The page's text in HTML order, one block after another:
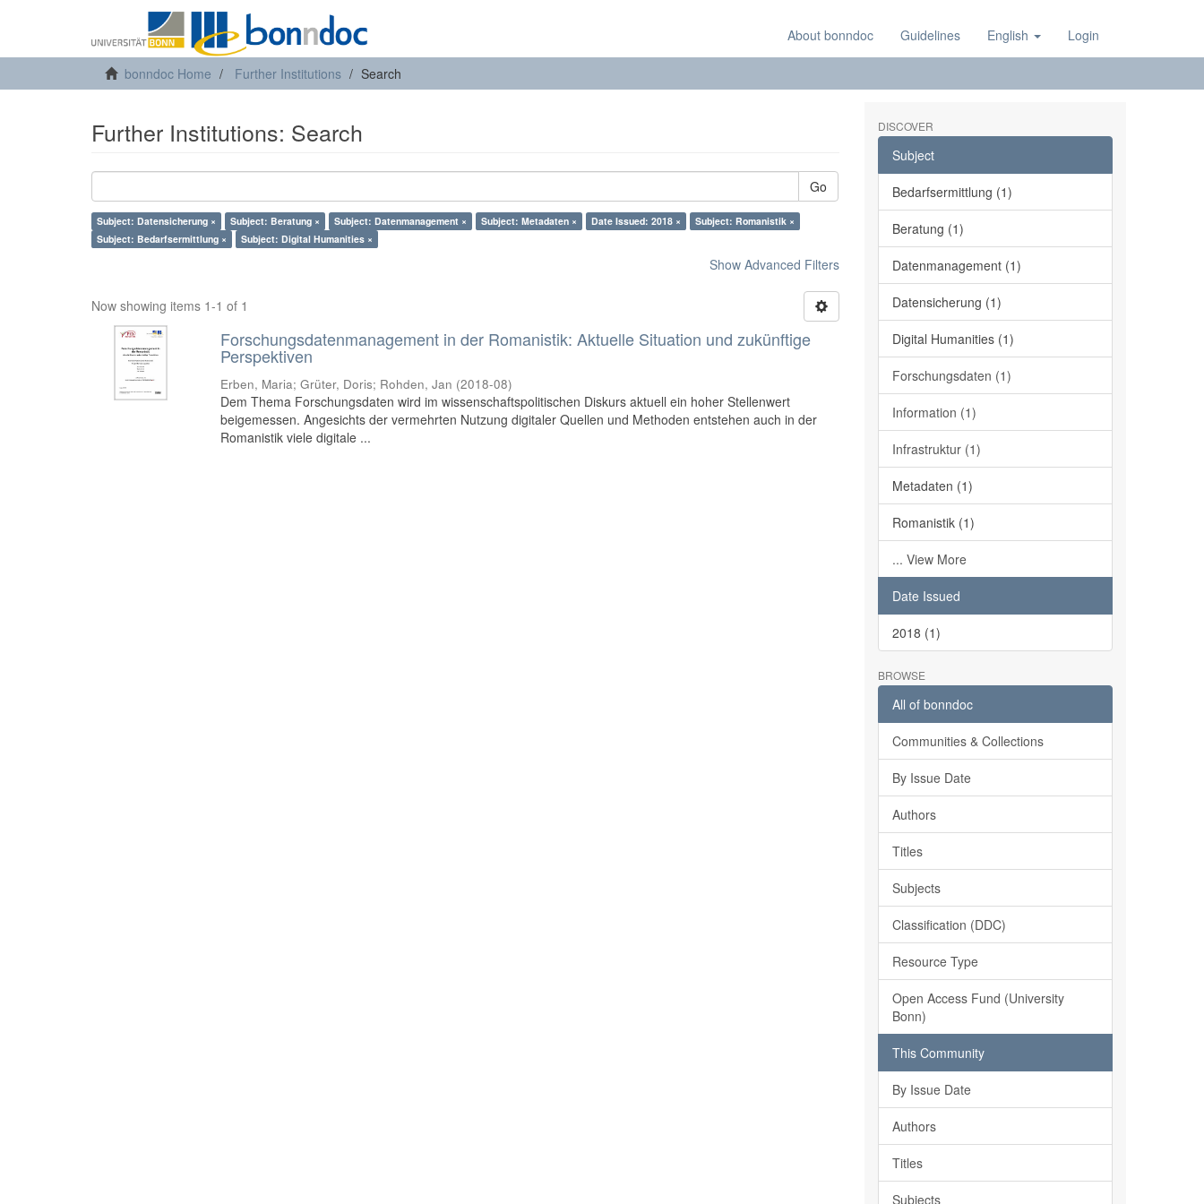
About bonndoc Guidelines English Login
bonndoc Home Further Institutions Search
Further Institutions: Search
Go
Subject: Datensicherung × Subject: Beratung × Subject: Datenmanagement × Subject: Metadaten × Date Issued: 2018 ×
Subject: Romanistik ×
Subject: Bedarfsermittlung ×
Subject: Digital Humanities ×
Show Advanced Filters
Now showing items 1-1 of 1
Forschungsdatenmanagement in der Romanistik: Aktuelle Situation und zukünftige
Perspektiven
Erben, Maria;Grüter, Doris; Rohden, Jan (2018-08)
Dem Thema Forschungsdaten wird im wissenschaftspolitischen Diskurs aktuell ein hoher Stellenwert
beigemessen. Angesichts der vermehrten Nutzung digitaler Quellen und Methoden entstehen auch in der
Romanistik viele digitale ...
DISCOVER
Subject
Bedarfsermittlung (1)
Beratung (1)
Datenmanagement (1)
Datensicherung (1)
Digital Humanities (1)
Forschungsdaten (1)
Information (1)
Infrastruktur (1)
Metadaten (1)
Romanistik (1)
... View More
Date Issued
2018 (1)
BROWSE
All of bonndoc
Communities & Collections
By Issue Date
Authors
Titles
Subjects
Classification (DDC)
Resource Type
Open Access Fund (University
Bonn)
This Community
By Issue Date
Authors
Titles
Subjects